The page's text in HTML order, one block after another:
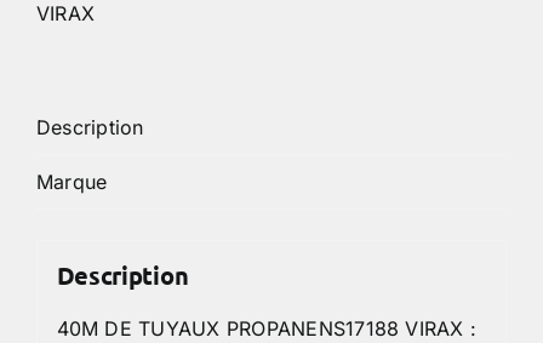
VIRAX
Description
Marque
Description
40M DE TUYAUX PROPANENS17188 VIRAX :